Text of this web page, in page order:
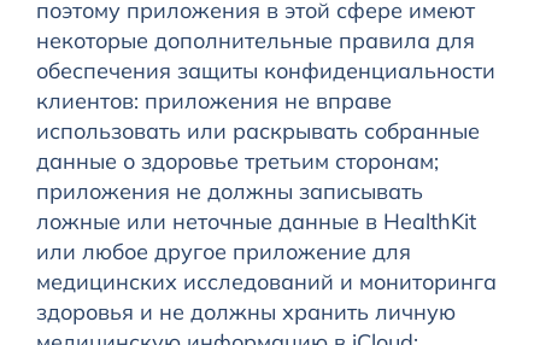
поэтому приложения в этой сфере имеют
некоторые дополнительные правила для
обеспечения защиты конфиденциальности
клиентов: приложения не вправе
использовать или раскрывать собранные
данные о здоровье третьим сторонам;
приложения не должны записывать
ложные или неточные данные в HealthKit
или любое другое приложение для
медицинских исследований и мониторинга
здоровья и не должны хранить личную